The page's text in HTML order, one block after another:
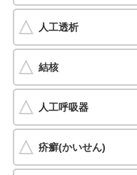
人工透析
結核
人工呼吸器
疥癬(かいせん)